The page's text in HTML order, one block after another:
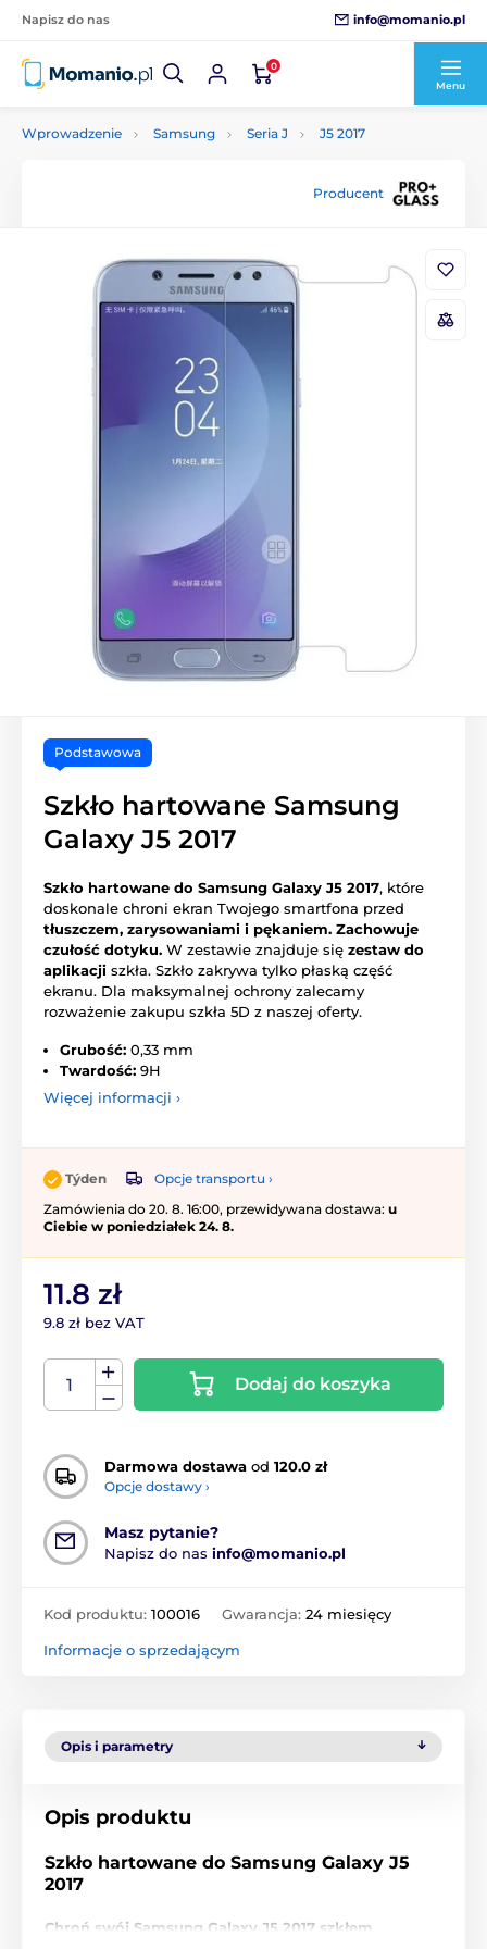
Napisz do nas info@momanio.pl
0
Menu
Wprowadzenie Samsung Seria J J5 2017
Producent
Podstawowa
Szkło hartowane Samsung
Galaxy J5 2017
Szkło hartowane do Samsung Galaxy J5 2017, które
doskonale chroni ekran Twojego smartfona przed
tłuszczem, zarysowaniami i pękaniem. Zachowuje
czułość dotyku. W zestawie znajduje się zestaw do
aplikacji szkła. Szkło zakrywa tylko płaską część
ekranu. Dla maksymalnej ochrony zalecamy
rozważenie zakupu szkła 5D z naszej oferty.
Grubość: 0,33 mm
Twardość: 9H
Więcej informacji ›
Týden
Opcje transportu ›
Zamówienia do 20. 8. 16:00, przewidywana dostawa: u
Ciebie w poniedziałek 24. 8.
11.8 zł
9.8 zł bez VAT
Dodaj do koszyka
Darmowa dostawa od 120.0 zł
Opcje dostawy ›
Masz pytanie?
Napisz do nas info@momanio.pl
Kod produktu: 100016 Gwarancja: 24 miesięcy
Informacje o sprzedającym
Opis i parametry
Opis produktu
Szkło hartowane do Samsung Galaxy J5
2017
Chroń swój Samsung Galaxy J5 2017 szkłem